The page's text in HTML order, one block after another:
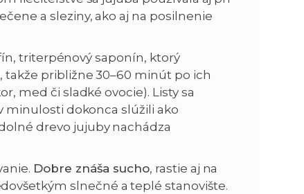
a sleziny, ako aj na posilnenie
triterpénový saponín, ktorý
, takže približne 30–60 minút po ich
med či sladké ovocie). Listy sa
minulosti dokonca slúžili ako
drevo jujuby nachádza
Dobre znáša sucho, rastie aj na
slnečné a teplé stanovište.